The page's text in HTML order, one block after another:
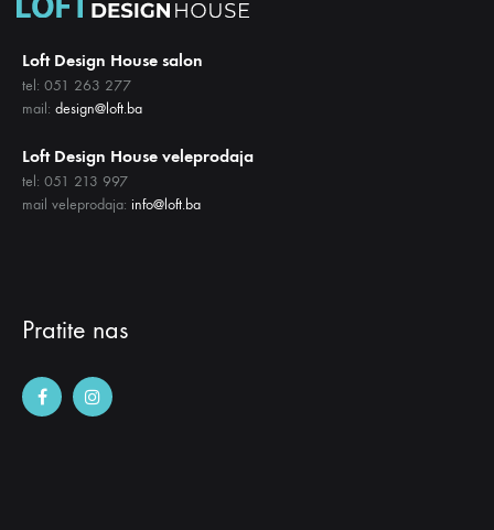
Loft Design House salon
tel: 051 263 277
mail: design@loft.ba
Loft Design House veleprodaja
tel: 051 213 997
mail veleprodaja: info@loft.ba
Pratite nas